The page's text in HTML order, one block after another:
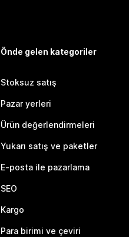
Önde gelen kategoriler
Stoksuz satış
Pazar yerleri
Ürün değerlendirmeleri
Yukarı satış ve paketler
E-posta ile pazarlama
SEO
Kargo
Para birimi ve çeviri